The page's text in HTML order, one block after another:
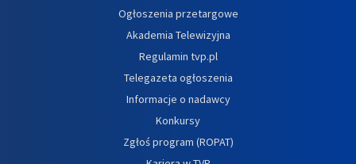
Ogłoszenia przetargowe
Akademia Telewizyjna
Regulamin tvp.pl
Telegazeta ogłoszenia
Informacje o nadawcy
Konkursy
Zgłoś program (ROPAT)